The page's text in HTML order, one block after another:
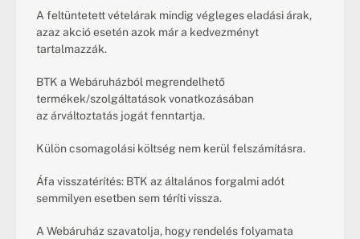
A feltüntetett vételárak mindig végleges eladási árak,
azaz akció esetén azok már a kedvezményt
tartalmazzák.
BTK a Webáruházból megrendelhető
termékek/szolgáltatások vonatkozásában
az árváltoztatás jogát fenntartja.
Külön csomagolási költség nem kerül felszámításra.
Áfa visszatérítés: BTK az általános forgalmi adót
semmilyen esetben sem téríti vissza.
A Webáruház szavatolja, hogy rendelés folyamata